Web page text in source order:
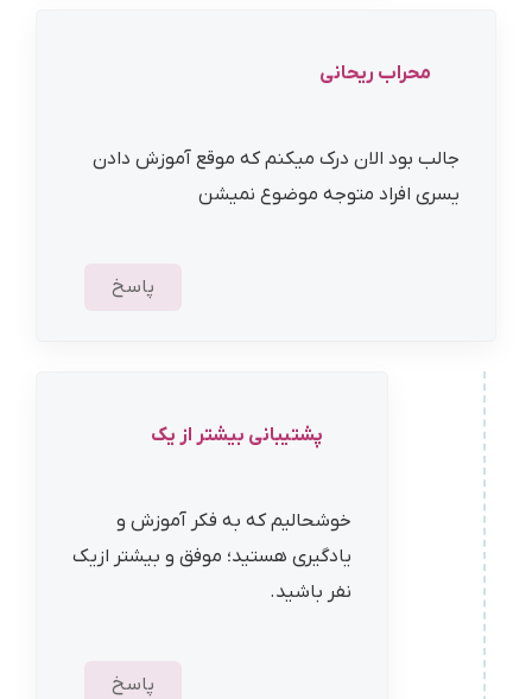
محراب ریحانی
جالب بود الان درک میکنم که موقع آموزش دادن
یسری افراد متوجه موضوع نمیشن
پاسخ
پشتیبانی بیشتر از یک
خوشحالیم که به فکر آموزش و
یادگیری هستید؛ موفق و بیشتر ازیک
نفر باشید.
پاسخ